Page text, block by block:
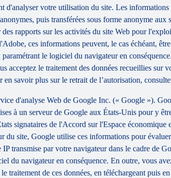
d'analyser votre utilisation du site. Les
puis transférées sous forme anonyme
rapports sur les activités du site Web pour
ces informations peuvent, le cas échéant,
le logiciel du navigateur en
acceptez le traitement des données recueillies
savoir plus sur le retrait de l’autorisation,
d'analyse Web de Google Inc. (« Google »).
à un serveur de Google aux États-Unis pour y
signataires de l'Accord sur l'Espace
du site, Google utilise ces informations pour
transmise par votre navigateur dans le cadre de
du navigateur en conséquence. En outre, vous
traitement de ces données, en téléchargeant puis